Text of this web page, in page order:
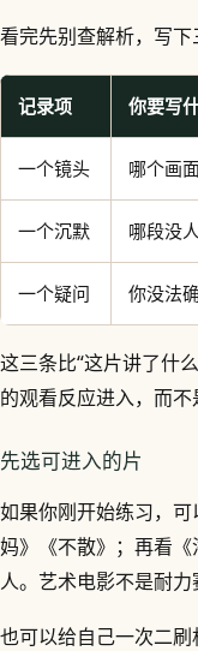
看完先别查解析，写下
记录项 你要写
一个镜头 哪个画
一个沉默 哪段没
一个疑问 你没法
这三条比“这片讲了什
的观看反应进入，而不
先选可进入的片
如果你刚开始练习，
妈》《不散》；再看
人。艺术电影不是耐力
也可以给自己一次二